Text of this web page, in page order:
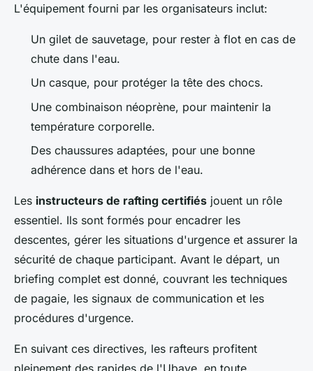
L'équipement fourni par les organisateurs inclut:
Un gilet de sauvetage, pour rester à flot en cas de
chute dans l'eau.
Un casque, pour protéger la tête des chocs.
Une combinaison néoprène, pour maintenir la
température corporelle.
Des chaussures adaptées, pour une bonne
adhérence dans et hors de l'eau.
Les instructeurs de rafting certifiés jouent un rôle
essentiel. Ils sont formés pour encadrer les
descentes, gérer les situations d'urgence et assurer la
sécurité de chaque participant. Avant le départ, un
briefing complet est donné, couvrant les techniques
de pagaie, les signaux de communication et les
procédures d'urgence.
En suivant ces directives, les rafteurs profitent